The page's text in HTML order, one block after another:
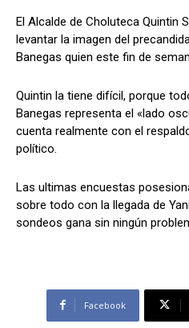
El Alcalde de Choluteca Quintin
levantar la imagen del
Banegas quien este fin de
Quintin la tiene difícil, porque
Banegas representa el «lado
cuenta realmente con el
político.
Las ultimas encuestas
sobre todo con la llegada de
sondeos gana sin ningún
Facebook